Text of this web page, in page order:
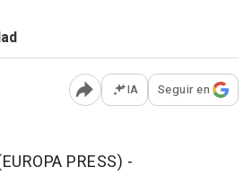
Abrir opciones para
IA Seguir en
PRESS) -